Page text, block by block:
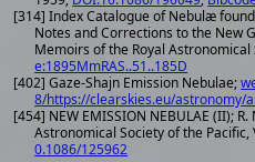
[314] Index Catalogue of Nebulæ
Notes and Corrections to the New
Memoirs of the Royal Astronomical
e:1895MmRAS..51..185D
[402] Gaze-Shajn Emission Nebulae;
8/https://clearskies.eu/astronomy/
[454] NEW EMISSION NEBULAE (II);
Astronomical Society of the
0.1086/125962